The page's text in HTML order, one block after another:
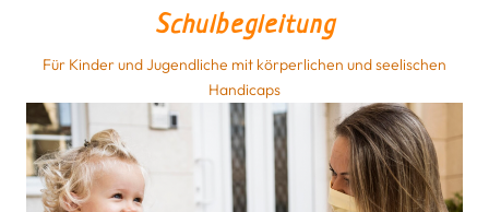
Schulbegleitung
Für Kinder und Jugendliche mit körperlichen und seelischen
Handicaps